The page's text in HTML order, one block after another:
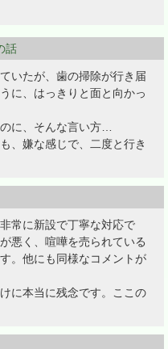
話
いたが、歯の掃除が行き届
に、はっきりと面と向かっ
に、そんな言い方…
、嫌な感じで、二度と行き
常に新設で丁寧な対応で
悪く、喧嘩を売られている
。他にも同様なコメントが
に本当に残念です。ここの